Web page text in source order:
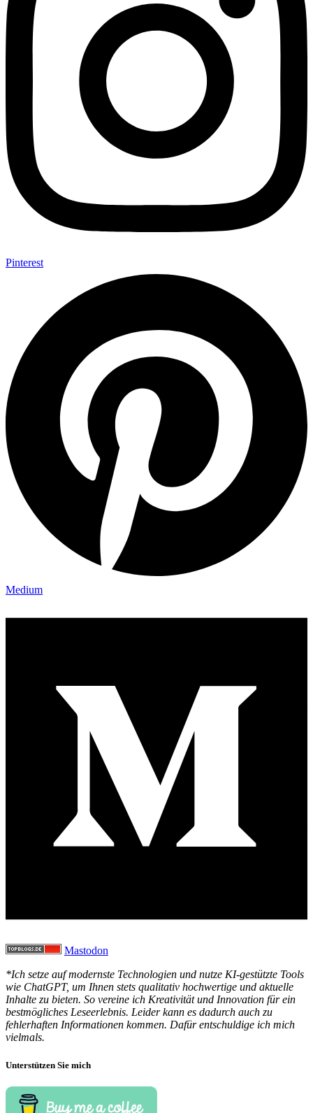
Pinterest
Medium
Mastodon
*Ich setze auf modernste Technologien und nutze KI-gestützte Tools
wie ChatGPT, um Ihnen stets qualitativ hochwertige und aktuelle
Inhalte zu bieten. So vereine ich Kreativität und Innovation für ein
bestmögliches Leseerlebnis. Leider kann es dadurch auch zu
fehlerhaften Informationen kommen. Dafür entschuldige ich mich
vielmals.
Unterstützen Sie mich